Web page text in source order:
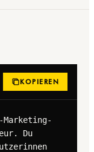
KOPIEREN
Du